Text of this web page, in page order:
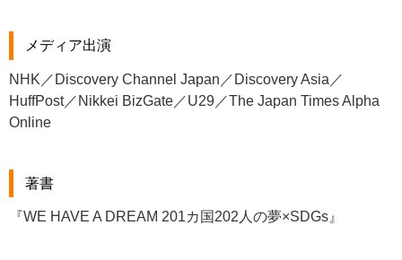
メディア出演
NHK／Discovery Channel Japan／Discovery Asia／
HuffPost／Nikkei BizGate／U29／The Japan Times Alpha
Online
著書
『WE HAVE A DREAM 201カ国202人の夢×SDGs』